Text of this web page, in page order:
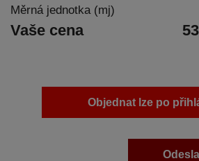
Měrná jednotka (mj)
Vaše cena
Objednat lze po